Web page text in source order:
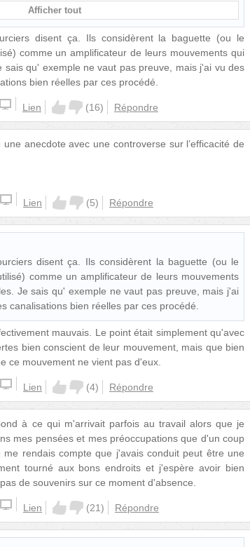
Afficher tout
disent ça. Ils considèrent la baguette (ou le
comme un amplificateur de leurs mouvements qui
sais qu' exemple ne vaut pas preuve, mais j'ai vu des
bien réelles par ces procédé.
Lien (16) Répondre
anecdote avec une controverse sur l’efficacité de
Lien (5) Répondre
disent ça. Ils considèrent la baguette (ou le
comme un amplificateur de leurs mouvements
Je sais qu' exemple ne vaut pas preuve, mais j'ai
canalisations bien réelles par ces procédé.
mauvais. Le point était simplement qu'avec
bien conscient de leur mouvement, mais que bien
ce mouvement ne vient pas d'eux.
Lien (4) Répondre
à ce qui m'arrivait parfois au travail alors que je
mes pensées et mes préoccupations que d'un coup
rendais compte que j'avais conduit peut être une
tourné aux bons endroits et j'espère avoir bien
de souvenirs sur ce moment d'absence.
Lien (21) Répondre